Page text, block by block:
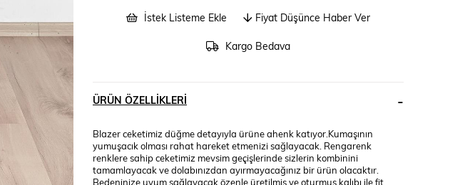
İstek Listeme Ekle Fiyat Düşünce Haber Ver
Kargo Bedava
ÜRÜN ÖZELLIKLERI
Blazer ceketimiz düğme detayıyla ürüne ahenk katıyor.Kumaşının
yumuşacık olması rahat hareket etmenizi sağlayacak. Rengarenk
renklere sahip ceketimiz mevsim geçişlerinde sizlerin kombinini
tamamlayacak ve dolabınızdan ayırmayacağınız bir ürün olacaktır.
Bedeninize uyum sağlayacak özenle üretilmiş ve oturmuş kalıbı ile fit